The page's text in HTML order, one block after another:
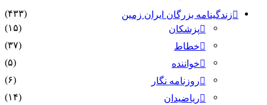
زندگینامه بزرگان ایران زمین
(۴۳۳)
پزشکان
(۱۵)
خطاط
(۳۷)
خواننده
(۵)
روزنامه نگار
(۶)
ریاضیدان
(۱۴)